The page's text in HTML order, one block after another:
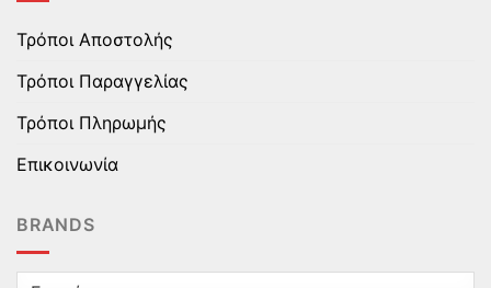
Τρόποι Αποστολής
Τρόποι Παραγγελίας
Τρόποι Πληρωμής
Επικοινωνία
BRANDS